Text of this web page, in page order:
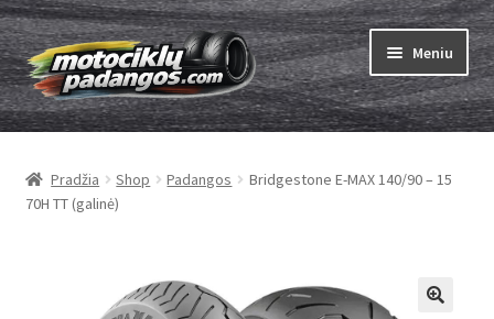
Pereiti
prie
meniu
Pereiti
prie
turinio
Meniu
Padangos
menu
Kameros
menu
Kaip užsisakyti
Pradžia Shop Padangos
Bridgestone E-MAX 140/90 – 15
70H TT (galinė)